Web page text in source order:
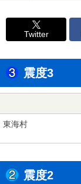
Twitter
震度3
東海村
震度2